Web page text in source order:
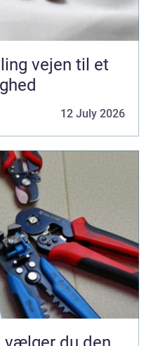
til et
12 July 2026